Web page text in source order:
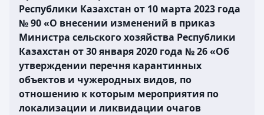
Республики Казахстан от 10 марта 2023 года
№ 90 «О внесении изменений в приказ
Министра сельского хозяйства Республики
Казахстан от 30 января 2020 года № 26 «Об
утверждении перечня карантинных
объектов и чужеродных видов, по
отношению к которым мероприятия по
локализации и ликвидации очагов